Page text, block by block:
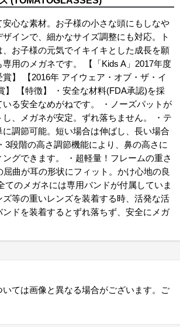
心な素材。お子様の小さな頭にもしなや
インで、細かなサイズ調整にも対応。ト
お子様の元気でイキイキとした成長を願
用のメガネです。 【「Kids A」2017年度
】 【2016年 アイウェア・オブ・ザ・イ
】 【特徴】 ・安全な材料(FDA承認)を採
いる安全なめがねです。 ・ノーズパットが
、メガネが安定。ずれ落ちません。 ・テ
に調節可能。短い場合は伸ばし、長い場合
3段階の高さ調節機能により、鼻の高さに
グできます。 ・超軽量！フレームの重さ
屈曲が耳の形状にフィット。かけ心地の良
てのメガネには専用バンドが付属していま
等の重いレンズを装着する時、活発な活
ドを装着するとずれ落ちず、安全にメガ
ては画像と異なる場合がございます。ご